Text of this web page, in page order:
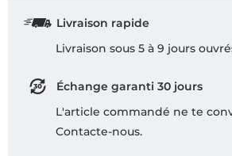
Livraison rapide
Livraison sous 5 à 9 jours
Échange garanti 30 jours
L'article commandé ne te
Contacte-nous.